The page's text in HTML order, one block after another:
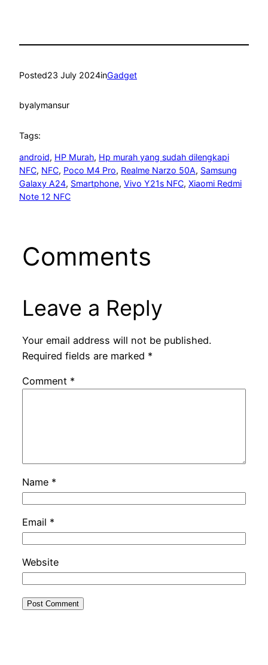
Posted23 July 2024inGadget
byalymansur
Tags:
android, HP Murah, Hp murah yang sudah dilengkapi
NFC, NFC, Poco M4 Pro, Realme Narzo 50A, Samsung
Galaxy A24, Smartphone, Vivo Y21s NFC, Xiaomi Redmi
Note 12 NFC
Comments
Leave a Reply
Your email address will not be published.
Required fields are marked *
Comment *
Name *
Email *
Website